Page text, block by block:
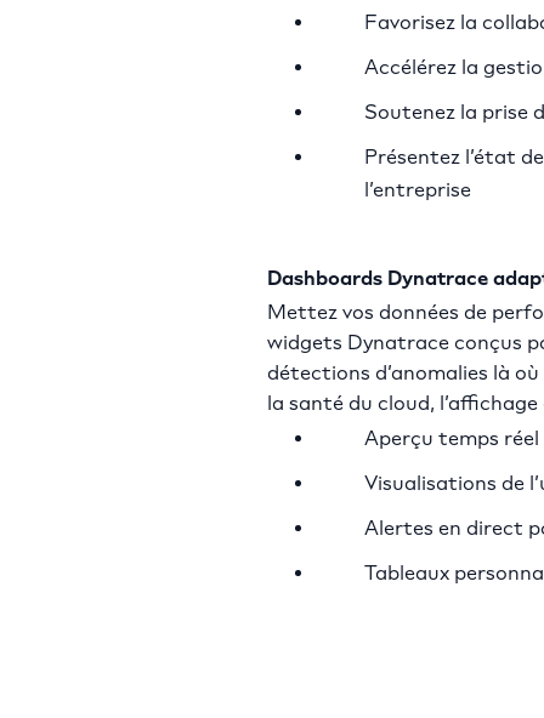
Favorisez la
Accélérez la
Soutenez la prise
Présentez l’état
l’entreprise
Dashboards Dynatrace
Mettez vos données de
widgets Dynatrace conçus
détections d’anomalies là
la santé du cloud,
Aperçu temps
Visualisations de
Alertes en direct
Tableaux